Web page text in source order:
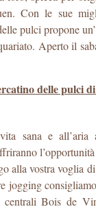
Con le sue
pulci propone
Aperto il
delle pulci
sana e all’aria
alla vostra voglia
jogging
centrali Bois de